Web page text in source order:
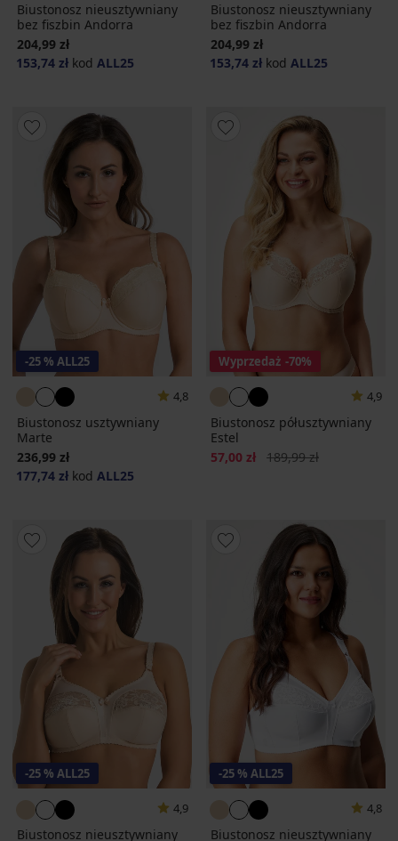
Biustonosz nieusztywniany
bez fiszbin Andorra
204,99 zł
153,74 zł kod ALL25
Biustonosz nieusztywniany
bez fiszbin Andorra
204,99 zł
153,74 zł kod ALL25
-25 % ALL25
4,8
Biustonosz usztywniany
Marte
236,99 zł
177,74 zł kod ALL25
Wyprzedaż -70%
4,9
Biustonosz półusztywniany
Estel
Zniżka
57,00 zł Pierwotna cena
189,99 zł
-25 % ALL25
4,9
Biustonosz nieusztywniany
-25 % ALL25
4,8
Biustonosz nieusztywniany